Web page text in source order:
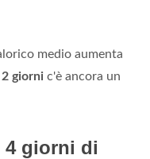
medio aumenta
giorni c'è ancora un
giorni di